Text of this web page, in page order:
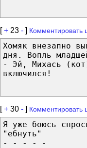
[+ 23 - ] Комментировать
Хомяк внезапно
дня. Вопль
- Эй, Михась
включился!
[+ 30 - ] Комментировать
Я уже боюсь
"ебнуть"
- - - - -